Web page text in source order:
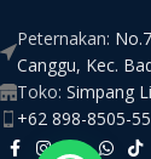
Peternakan:
Canggu, Kec.
Toko: Simpang
+62 898-8505-